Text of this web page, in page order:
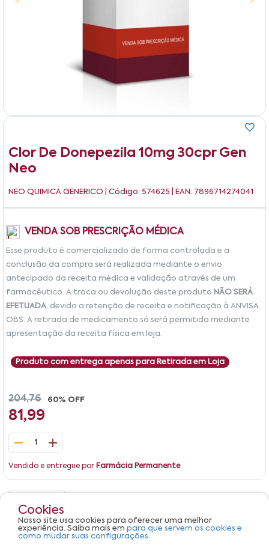
Clor De Donepezila 10mg 30cpr Gen
Neo
NEO QUIMICA GENERICO | Código: 574625 | EAN: 7896714274041
VENDA SOB PRESCRIÇÃO MÉDICA
Esse produto é comercializado de forma controlada e a
conclusão da compra será realizada mediante o envio
antecipado da receita médica e validação através de um
farmacêutico. A troca ou devolução deste produto NÃO SERÁ
EFETUADA, devido a retenção de receita e notificação à ANVISA.
OBS: A retirada de medicamento só será permitida mediante
apresentação da receita física em loja.
Produto com entrega apenas para Retirada em Loja
204,76 60% OFF
81,99
1
Vendido e entregue por Farmácia Permanente
Produto não apresenta descrição.
Cookies
Nosso site usa cookies para oferecer uma melhor
experiência. Saiba mais em para que servem os cookies e
como mudar suas configurações.